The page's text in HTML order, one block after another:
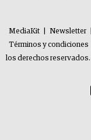
MediaKit Newsletter
Términos y condiciones
los derechos reservados.